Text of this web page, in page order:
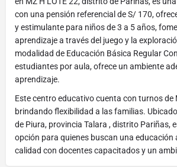
con una pensión referencial de S/ 170,
y estimulante para niños de 3 a 5 años,
aprendizaje a través del juego y la
modalidad de Educación Básica Regular
estudiantes por aula, ofrece un ambiente
aprendizaje.
Este centro educativo cuenta con turnos de
brindando flexibilidad a las familias.
de Piura, provincia Talara , distrito Pariñas,
opción para quienes buscan una educación
calidad con docentes capacitados y un